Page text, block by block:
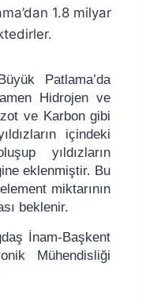
1.8 milyar
Patlama’da
Hidrojen ve
ve Karbon gibi
içindeki
yıldızların
eklenmiştir. Bu
miktarının
beklenir.
İnam-Başkent
Mühendisliği